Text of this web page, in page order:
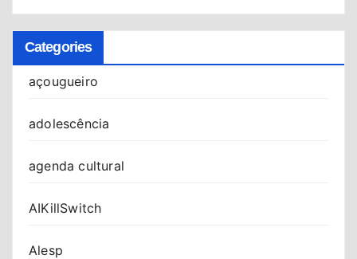
Categories
açougueiro
adolescência
agenda cultural
AIKillSwitch
Alesp